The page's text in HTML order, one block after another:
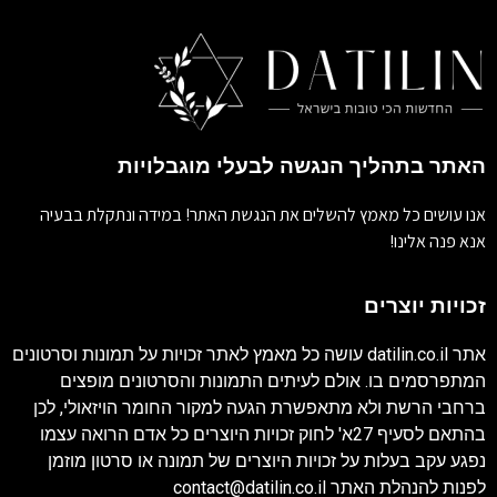
האתר בתהליך הנגשה לבעלי מוגבלויות
אנו עושים כל מאמץ להשלים את הנגשת האתר! במידה ונתקלת בבעיה
אנא פנה אלינו!
זכויות יוצרים
אתר datilin.co.il עושה כל מאמץ לאתר זכויות על תמונות וסרטונים
המתפרסמים בו. אולם לעיתים התמונות והסרטונים מופצים
ברחבי הרשת ולא מתאפשרת הגעה למקור החומר הויזאולי, לכן
בהתאם לסעיף 27א' לחוק זכויות היוצרים כל אדם הרואה עצמו
נפגע עקב בעלות על זכויות היוצרים של תמונה או סרטון מוזמן
לפנות להנהלת האתר contact@datilin.co.il